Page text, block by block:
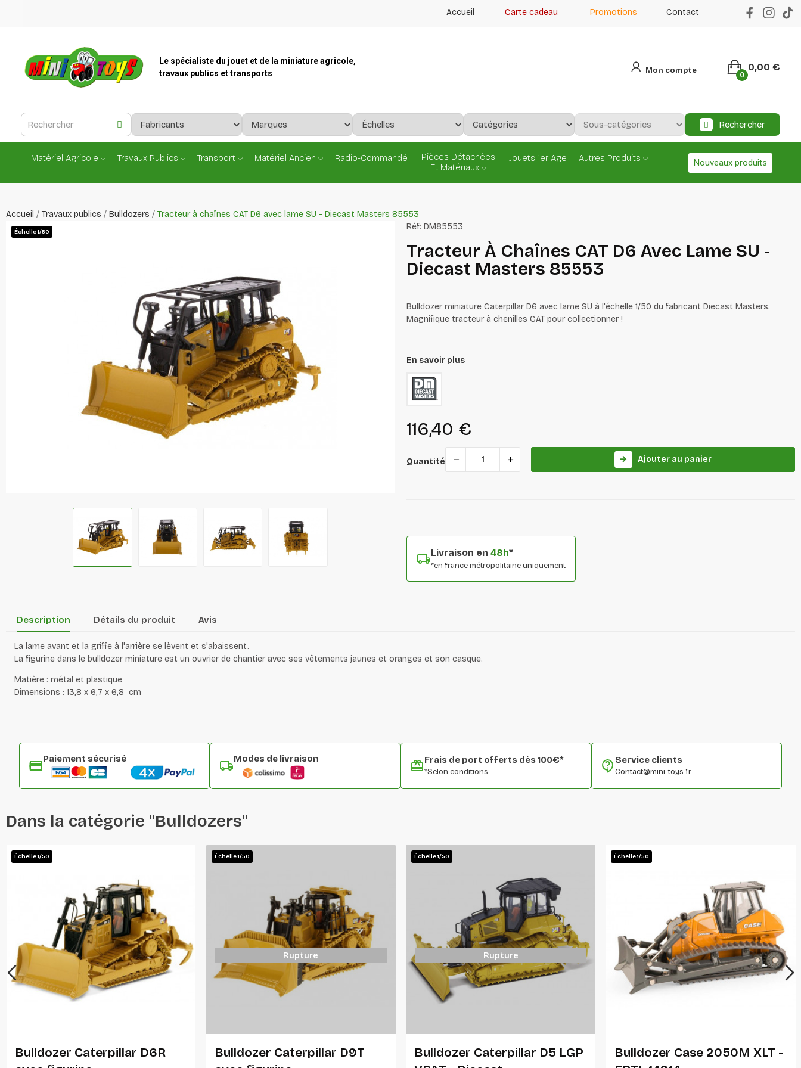
Accueil Carte cadeau Promotions Contact
Le spécialiste du jouet et de la miniature agricole,
travaux publics et transports
Mon compte 0,00 €
0
Rechercher
Matériel Agricole Travaux Publics Transport Matériel Ancien Radio-Commandé
Pièces Détachées
Et Matériaux
Jouets 1er Age Autres Produits Nouveaux produits
Accueil Travaux publics Bulldozers Tracteur à chaînes CAT D6 avec lame SU - Diecast Masters 85553
Échelle 1/50 Réf: DM85553
Tracteur À Chaînes CAT D6 Avec Lame SU -
Diecast Masters 85553
Bulldozer miniature Caterpillar D6 avec lame SU à l'échelle 1/50 du fabricant Diecast Masters.
Magnifique tracteur à chenilles CAT pour collectionner !
En savoir plus
116,40 €
Quantité arrow_forward Ajouter au panier
Livraison en 48h*
*en france métropolitaine uniquement
Description Détails du produit Avis
La lame avant et la griffe à l'arrière se lèvent et s'abaissent.
La figurine dans le bulldozer miniature est un ouvrier de chantier avec ses vêtements jaunes et oranges et son casque.
Matière : métal et plastique
Dimensions : 13,8 x 6,7 x 6,8 cm
Paiement sécurisé Modes de livraison Frais de port offerts dès 100€*
*Selon conditions
Service clients
Contact@mini-toys.fr
Dans la catégorie "Bulldozers"
Échelle 1/50
Bulldozer Caterpillar D6R
Échelle 1/50
Rupture
Bulldozer Caterpillar D9T
Échelle 1/50
Rupture
Bulldozer Caterpillar D5 LGP
Échelle 1/50
Bulldozer Case 2050M XLT -